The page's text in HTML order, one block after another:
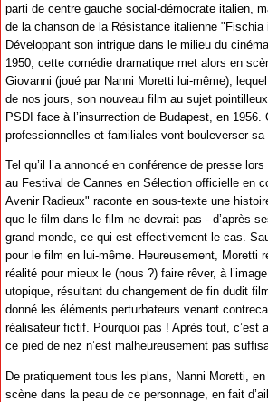
parti de centre gauche social-démocrate italien ,
de la chanson de la Résistance italienne "Fischia
Développant son intrigue dans le milieu du
1950, cette comédie dramatique met alors en
Giovanni (joué par Nanni Moretti lui-même),
de nos jours, son nouveau film au sujet
PSDI face à l’insurrection de Budapest, en 1956.
professionnelles et familiales vont bouleverser sa
Tel qu’il l’a annoncé en conférence de presse
au Festival de Cannes en Sélection officielle en
Avenir Radieux" raconte en sous-texte une
que le film dans le film ne devrait pas - d’après
grand monde, ce qui est effectivement le cas.
pour le film en lui-même. Heureusement, Moretti
réalité pour mieux le (nous ?) faire rêver, à
utopique, résultant du changement de fin dudit
donné les éléments perturbateurs venant
réalisateur fictif. Pourquoi pas ! Après tout, c’est
ce pied de nez n’est malheureusement pas
De pratiquement tous les plans, Nanni Moretti,
scène dans la peau de ce personnage, en fait